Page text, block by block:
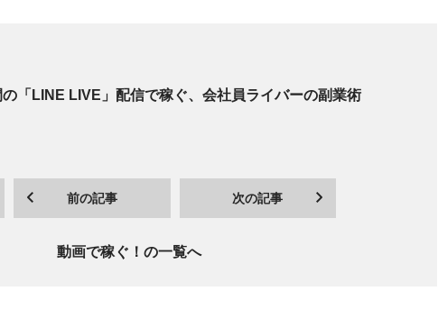
「LINE LIVE」配信で稼ぐ、会社員ライバーの副業術
前の記事 次の記事
動画で稼ぐ！の一覧へ